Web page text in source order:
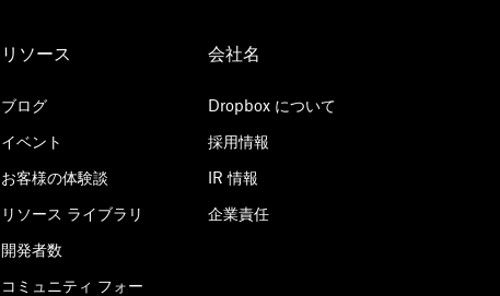
リソース
ブログ
イベント
お客様の体験談
リソース ライブラリ
開発者数
コミュニティ フォー
会社名
Dropbox について
採用情報
IR 情報
企業責任